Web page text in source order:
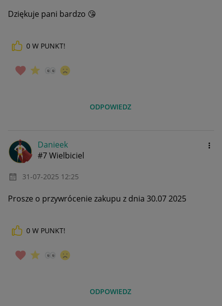
Dziękuje pani bardzo 😘
0 W PUNKT!
ODPOWIEDZ
Danieek
#7 Wielbiciel
‎31-07-2025 12:25
Prosze o przywrócenie zakupu z dnia 30.07 2025
0 W PUNKT!
ODPOWIEDZ